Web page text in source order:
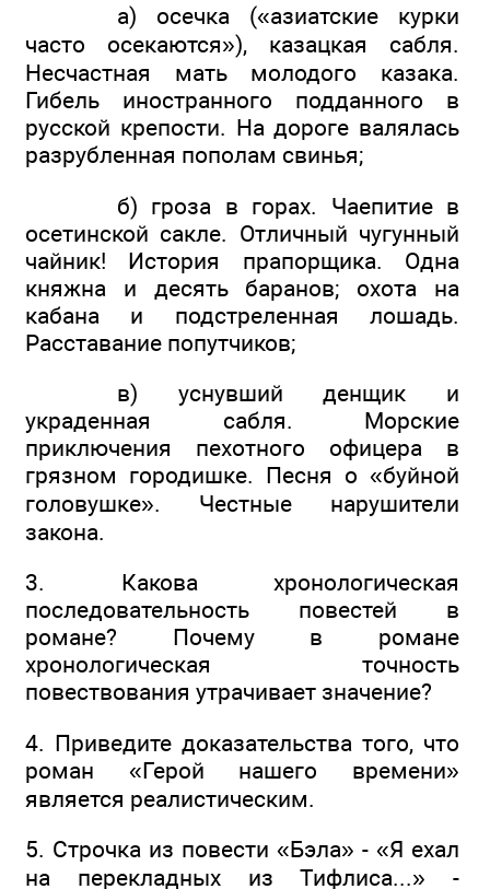
а) осечка («азиатские курки
часто осекаются»), казацкая сабля.
Несчастная мать молодого казака.
Гибель иностранного подданного в
русской крепости. На дороге валялась
разрубленная пополам свинья;
б) гроза в горах. Чаепитие в
осетинской сакле. Отличный чугунный
чайник! История прапорщика. Одна
княжна и десять баранов; охота на
кабана и подстреленная лошадь.
Расставание попутчиков;
в) уснувший денщик и
украденная сабля. Морские
приключения пехотного офицера в
грязном городишке. Песня о «буйной
головушке». Честные нарушители
закона.
3. Какова хронологическая
последовательность повестей в
романе? Почему в романе
хронологическая точность
повествования утрачивает значение?
4. Приведите доказательства того, что
роман «Герой нашего времени»
является реалистическим.
5. Строчка из повести «Бэла» - «Я ехал
на перекладных из Тифлиса...» -